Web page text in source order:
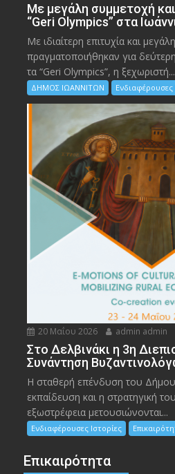
Με μεγάλη συμμετοχή
“Geri Olympics” στα
Με ιδιαίτερη επιτυχία και
πραγματοποιήθηκαν για
τα “Geri Olympics”, η ξεχωριστή...
ΔΗΜΟΣ ΙΩΑΝΝΙΤΩΝ Ενδιαφέρουσες
20 Μαΐου 2026 admin admin
Στο Δελβινάκι η 3η
Συνάντηση
Η σταθερή επένδυση του
εκπαίδευση και η στρατηγική
εξωστρέφεια μετουσιώνονται...
Ενδιαφέρουσες Ιστορίες
Επικαιρότητα